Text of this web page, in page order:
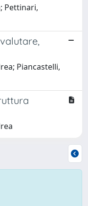
Pettinari,
Piancastelli,